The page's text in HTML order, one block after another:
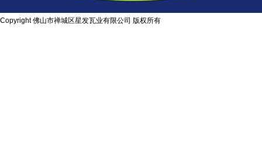
Copyright 佛山市禅城区星发瓦业有限公司 版权所有